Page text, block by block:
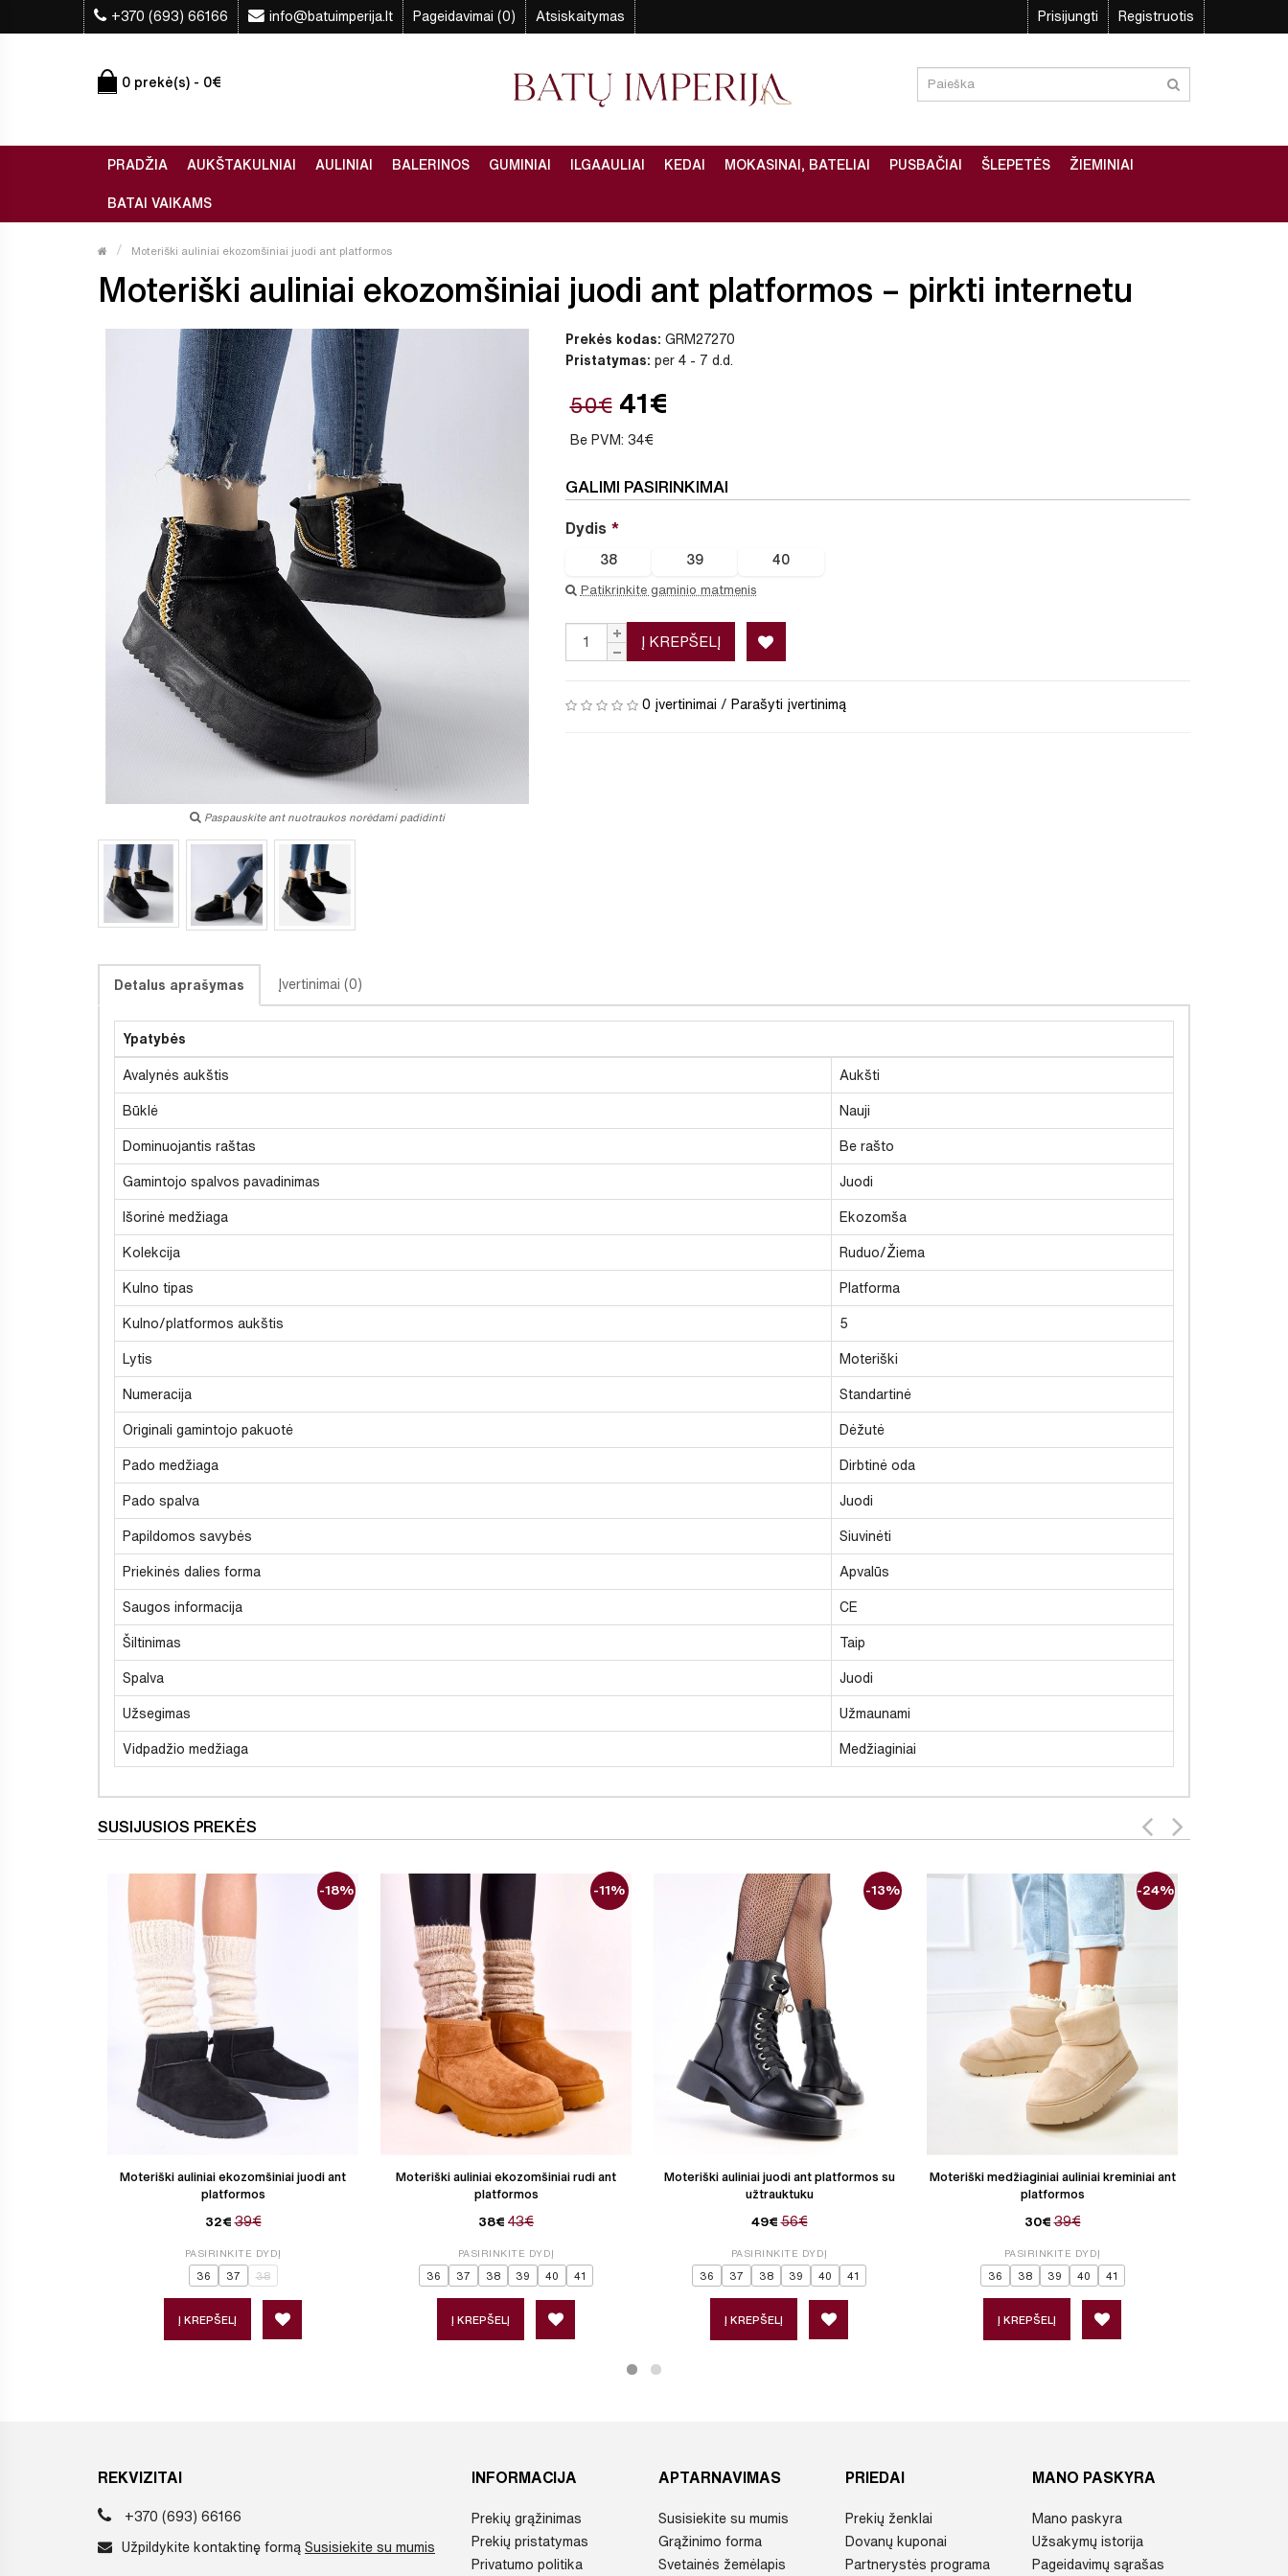
+370 (693) 66166 info@batuimperija.lt Pageidavimai (0) Atsiskaitymas Prisijungti Registruotis
0 prekė(s) - 0€
PRADŽIA AUKŠTAKULNIAI AULINIAI BALERINOS GUMINIAI ILGAAULIAI KEDAI MOKASINAI, BATELIAI PUSBAČIAI ŠLEPETĖS ŽIEMINIAI
BATAI VAIKAMS
Moteriški auliniai ekozomšiniai juodi ant platformos
Moteriški auliniai ekozomšiniai juodi ant platformos – pirkti internetu
Paspauskite ant nuotraukos norėdami padidinti
Prekės kodas: GRM27270
Pristatymas: per 4 - 7 d.d.
50€ 41€
Be PVM: 34€
GALIMI PASIRINKIMAI
Dydis
38 39 40
Patikrinkite gaminio matmenis
Į KREPŠELĮ
0 įvertinimai / Parašyti įvertinimą
Detalus aprašymas Įvertinimai (0)
Ypatybės
Avalynės aukštis Aukšti
Būklė Nauji
Dominuojantis raštas Be rašto
Gamintojo spalvos pavadinimas Juodi
Išorinė medžiaga Ekozomša
Kolekcija Ruduo/Žiema
Kulno tipas Platforma
Kulno/platformos aukštis 5
Lytis Moteriški
Numeracija Standartinė
Originali gamintojo pakuotė Dėžutė
Pado medžiaga Dirbtinė oda
Pado spalva Juodi
Papildomos savybės Siuvinėti
Priekinės dalies forma Apvalūs
Saugos informacija CE
Šiltinimas Taip
Spalva Juodi
Užsegimas Užmaunami
Vidpadžio medžiaga Medžiaginiai
SUSIJUSIOS PREKĖS
Moteriški auliniai ekozomšiniai juodi ant
platformos
32€ 39€
-18%
PASIRINKITE DYDĮ
36 37 38
Į KREPŠELĮ
Moteriški auliniai ekozomšiniai rudi ant
platformos
38€ 43€
-11%
PASIRINKITE DYDĮ
36 37 38 39 40 41
Į KREPŠELĮ
Moteriški auliniai juodi ant platformos su
užtrauktuku
49€ 56€
-13%
PASIRINKITE DYDĮ
36 37 38 39 40 41
Į KREPŠELĮ
Moteriški medžiaginiai auliniai kreminiai ant
platformos
30€ 39€
-24%
PASIRINKITE DYDĮ
36 38 39 40 41
Į KREPŠELĮ
REKVIZITAI
+370 (693) 66166
Užpildykite kontaktinę formą Susisiekite su mumis
INFORMACIJA
Prekių grąžinimas
Prekių pristatymas
Privatumo politika
APTARNAVIMAS
Susisiekite su mumis
Grąžinimo forma
Svetainės žemėlapis
PRIEDAI
Prekių ženklai
Dovanų kuponai
Partnerystės programa
MANO PASKYRA
Mano paskyra
Užsakymų istorija
Pageidavimų sąrašas